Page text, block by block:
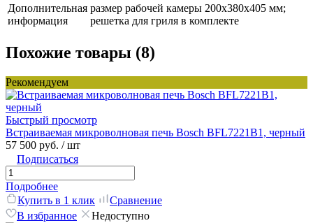
Дополнительная
информация
размер рабочей камеры 200х380х405 мм;
решетка для гриля в комплекте
Похожие товары (8)
Рекомендуем
Быстрый просмотр
Встраиваемая микроволновая печь Bosch BFL7221B1, черный
57 500 руб. / шт
Подписаться
Подробнее
Купить в 1 клик
Сравнение
В избранное
Недоступно